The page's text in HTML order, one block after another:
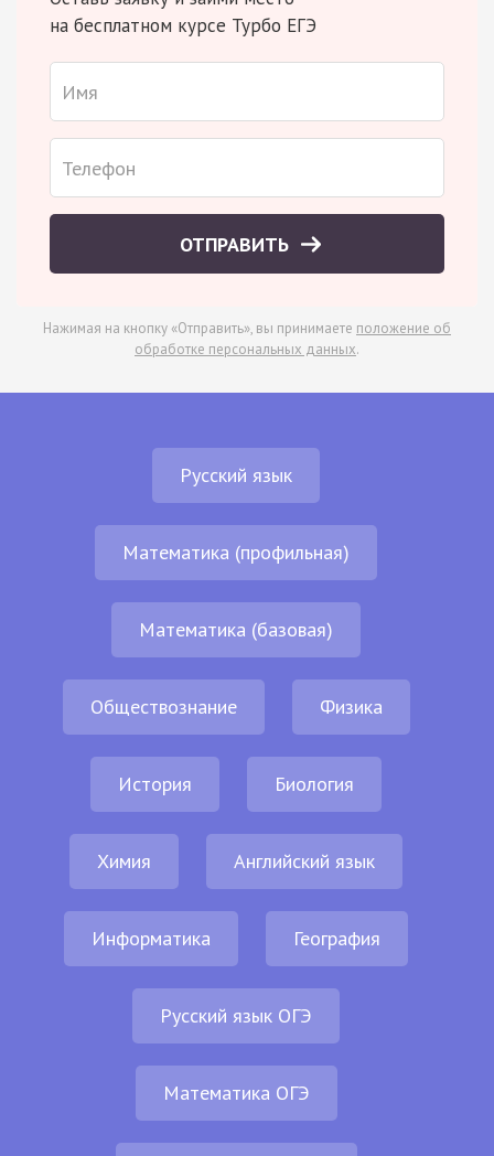
на бесплатном курсе Турбо ЕГЭ
ОТПРАВИТЬ
Нажимая на кнопку «Отправить», вы принимаете положение об
обработке персональных данных.
Русский язык
Математика (профильная)
Математика (базовая)
Обществознание Физика
История Биология
Химия Английский язык
Информатика География
Русский язык ОГЭ
Математика ОГЭ